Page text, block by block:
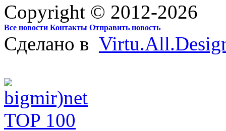
Copyright © 2012-2026
Все новости Контакты Отправить новость
Сделано в